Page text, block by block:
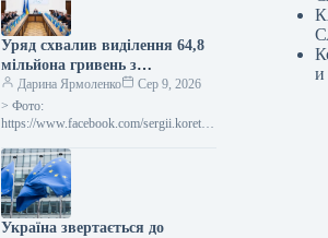
Уряд схвалив виділення 64,8
мільйона гривень з
державного бюджету для
відновлювальних робіт та
подолання наслідків війни.
Дарина Ярмоленко
Сер 9, 2026
> Фото:
https://www.facebook.com/sergii.koretsk
виділення коштів, запланованих у
державному бюджеті на 2026 рік для
фінансування регіональної політики,
з…
Україна звертається до
и